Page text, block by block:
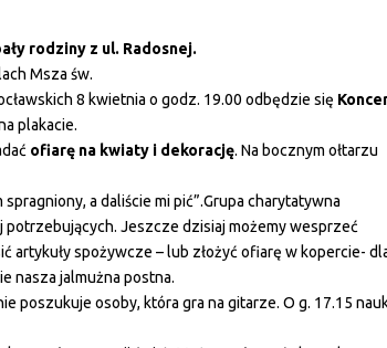
rodziny z ul. Radosnej.
Msza św.
8 kwietnia o godz. 19.00 odbędzie się
plakacie.
ofiarę na kwiaty i dekorację. Na bocznym ołtarzu
spragniony, a daliście mi pić”.Grupa charytatywna
Jeszcze dzisiaj możemy wesprzeć
artykuły spożywcze – lub złożyć ofiarę w kopercie-
nasza jalmużna postna.
poszukuje osoby, która gra na gitarze. O g. 17.15